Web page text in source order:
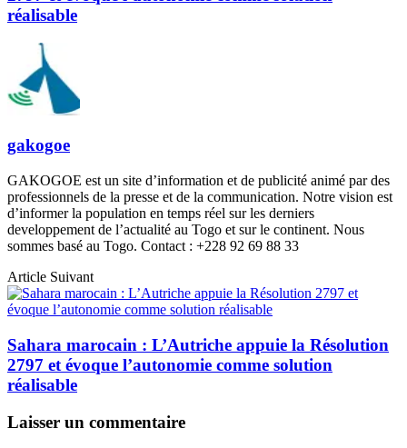
réalisable
gakogoe
GAKOGOE est un site d’information et de publicité animé par des
professionnels de la presse et de la communication. Notre vision est
d’informer la population en temps réel sur les derniers
developpement de l’actualité au Togo et sur le continent. Nous
sommes basé au Togo. Contact : +228 92 69 88 33
Article Suivant
Sahara marocain : L’Autriche appuie la Résolution
2797 et évoque l’autonomie comme solution
réalisable
Laisser un commentaire